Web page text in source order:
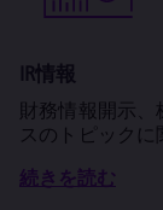
IR情報
財務情報開示
スのトピック
続きを読む